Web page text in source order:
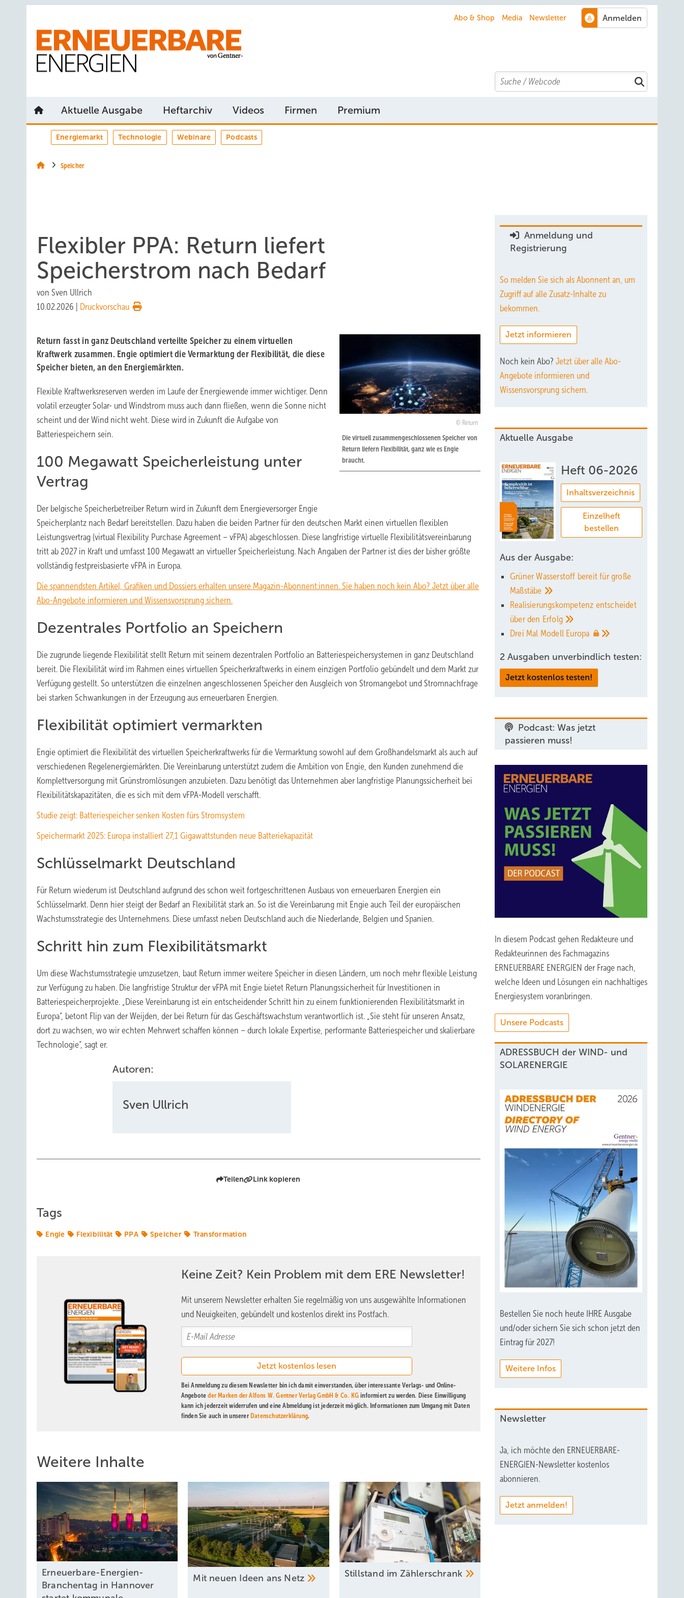
Abo & Shop Media Newsletter
Search
Aktuelle Ausgabe Heftarchiv Videos Firmen Premium
Energiemarkt Technologie Webinare Podcasts
Speicher
Flexibler PPA: Return liefert
Speicherstrom nach Bedarf
von Sven Ullrich
10.02.2026
Druckvorschau
Return
Die virtuell zusammengeschlossenen Speicher von
Return liefern Flexibilität, ganz wie es Engie
braucht.
Return fasst in ganz Deutschland verteilte Speicher zu einem virtuellen
Kraftwerk zusammen. Engie optimiert die Vermarktung der Flexibilität, die diese
Speicher bieten, an den Energiemärkten.
Flexible Kraftwerksreserven werden im Laufe der Energiewende immer wichtiger. Denn
volatil erzeugter Solar- und Windstrom muss auch dann fließen, wenn die Sonne nicht
scheint und der Wind nicht weht. Diese wird in Zukunft die Aufgabe von
Batteriespeichern sein.
100 Megawatt Speicherleistung unter
Vertrag
Der belgische Speicherbetreiber Return wird in Zukunft dem Energieversorger Engie
Speicherplantz nach Bedarf bereitstellen. Dazu haben die beiden Partner für den deutschen Markt einen virtuellen flexiblen
Leistungsvertrag (virtual Flexibility Purchase Agreement – vFPA) abgeschlossen. Diese langfristige virtuelle Flexibilitätsvereinbarung
tritt ab 2027 in Kraft und umfasst 100 Megawatt an virtueller Speicherleistung. Nach Angaben der Partner ist dies der bisher größte
vollständig festpreisbasierte vFPA in Europa.
Die spannendsten Artikel, Grafiken und Dossiers erhalten unsere Magazin-Abonnent:innen. Sie haben noch kein Abo? Jetzt über alle
Abo-Angebote informieren und Wissensvorsprung sichern.
Dezentrales Portfolio an Speichern
Die zugrunde liegende Flexibilität stellt Return mit seinem dezentralen Portfolio an Batteriespeichersystemen in ganz Deutschland
bereit. Die Flexibilität wird im Rahmen eines virtuellen Speicherkraftwerks in einem einzigen Portfolio gebündelt und dem Markt zur
Verfügung gestellt. So unterstützen die einzelnen angeschlossenen Speicher den Ausgleich von Stromangebot und Stromnachfrage
bei starken Schwankungen in der Erzeugung aus erneuerbaren Energien.
Flexibilität optimiert vermarkten
Engie optimiert die Flexibilität des virtuellen Speicherkraftwerks für die Vermarktung sowohl auf dem Großhandelsmarkt als auch auf
verschiedenen Regelenergiemärkten. Die Vereinbarung unterstützt zudem die Ambition von Engie, den Kunden zunehmend die
Komplettversorgung mit Grünstromlösungen anzubieten. Dazu benötigt das Unternehmen aber langfristige Planungssicherheit bei
Flexibilitätskapazitäten, die es sich mit dem vFPA-Modell verschafft.
Studie zeigt: Batteriespeicher senken Kosten fürs Stromsystem
Speichermarkt 2025: Europa installiert 27,1 Gigawattstunden neue Batteriekapazität
Schlüsselmarkt Deutschland
Für Return wiederum ist Deutschland aufgrund des schon weit fortgeschrittenen Ausbaus von erneuerbaren Energien ein
Schlüsselmarkt. Denn hier steigt der Bedarf an Flexibilität stark an. So ist die Vereinbarung mit Engie auch Teil der europäischen
Wachstumsstrategie des Unternehmens. Diese umfasst neben Deutschland auch die Niederlande, Belgien und Spanien.
Schritt hin zum Flexibilitätsmarkt
Um diese Wachstumsstrategie umzusetzen, baut Return immer weitere Speicher in diesen Ländern, um noch mehr flexible Leistung
zur Verfügung zu haben. Die langfristige Struktur der vFPA mit Engie bietet Return Planungssicherheit für Investitionen in
Batteriespeicherprojekte. „Diese Vereinbarung ist ein entscheidender Schritt hin zu einem funktionierenden Flexibilitätsmarkt in
Europa“, betont Flip van der Weijden, der bei Return für das Geschäftswachstum verantwortlich ist. „Sie steht für unseren Ansatz,
dort zu wachsen, wo wir echten Mehrwert schaffen können – durch lokale Expertise, performante Batteriespeicher und skalierbare
Technologie“, sagt er.
Autoren:
Sven Ullrich
Teilen Link kopieren
Tags
Engie Flexibilität PPA Speicher Transformation
Keine Zeit? Kein Problem mit dem ERE Newsletter!
Mit unserem Newsletter erhalten Sie regelmäßig von uns ausgewählte Informationen
und Neuigkeiten, gebündelt und kostenlos direkt ins Postfach.
Bei Anmeldung zu diesem Newsletter bin ich damit einverstanden, über interessante Verlags- und Online-
Angeboteder Marken der Alfons W. Gentner Verlag GmbH & Co. KG informiert zu werden. Diese Einwilligung
kann ich jederzeit widerrufen und eine Abmeldung ist jederzeit möglich. Informationen zum Umgang mit Daten
finden Sie auch in unserer Datenschutzerklärung.
Weitere Inhalte
Erneuerbare-Energien-
Branchentag in Hannover
Mit neuen Ideen ans Netz Stillstand im Zählerschrank
Anmeldung und
Registrierung
So melden Sie sich als Abonnent an, um
Zugriff auf alle Zusatz-Inhalte zu
bekommen.
Jetzt informieren
Noch kein Abo? Jetzt über alle Abo-
Angebote informieren und
Wissensvorsprung sichern.
Aktuelle Ausgabe
Heft 06-2026
Inhaltsverzeichnis
Einzelheft
bestellen
Aus der Ausgabe:
Grüner Wasserstoff bereit für große
Maßstäbe
Realisierungskompetenz entscheidet
über den Erfolg
Drei Mal Modell Europa
2 Ausgaben unverbindlich testen:
Jetzt kostenlos testen!
Podcast: Was jetzt
passieren muss!
In diesem Podcast gehen Redakteure und
Redakteurinnen des Fachmagazins
ERNEUERBARE ENERGIEN der Frage nach,
welche Ideen und Lösungen ein nachhaltiges
Energiesystem voranbringen.
Unsere Podcasts
ADRESSBUCH der WIND- und
SOLARENERGIE
Bestellen Sie noch heute IHRE Ausgabe
und/oder sichern Sie sich schon jetzt den
Eintrag für 2027!
Weitere Infos
Newsletter
Ja, ich möchte den ERNEUERBARE-
ENERGIEN-Newsletter kostenlos
abonnieren.
Jetzt anmelden!